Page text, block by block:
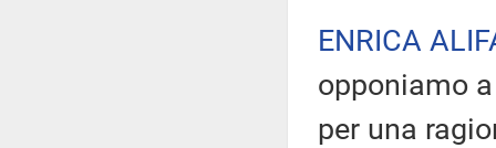
ENRICA
opponiamo
per una